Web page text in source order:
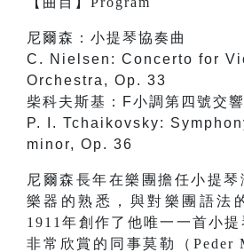
尼爾森：小提琴協奏曲
C. Nielsen: Concerto for
Orchestra, Op. 33
柴科夫斯基：F小調第四號交
P. I. Tchaikovsky:
minor, Op. 36
尼爾森長年在樂團擔任小提
樂器的熟悉，與對樂團語法
1911年創作了他唯一一首小
非常欣賞的同事莫勒（Peder